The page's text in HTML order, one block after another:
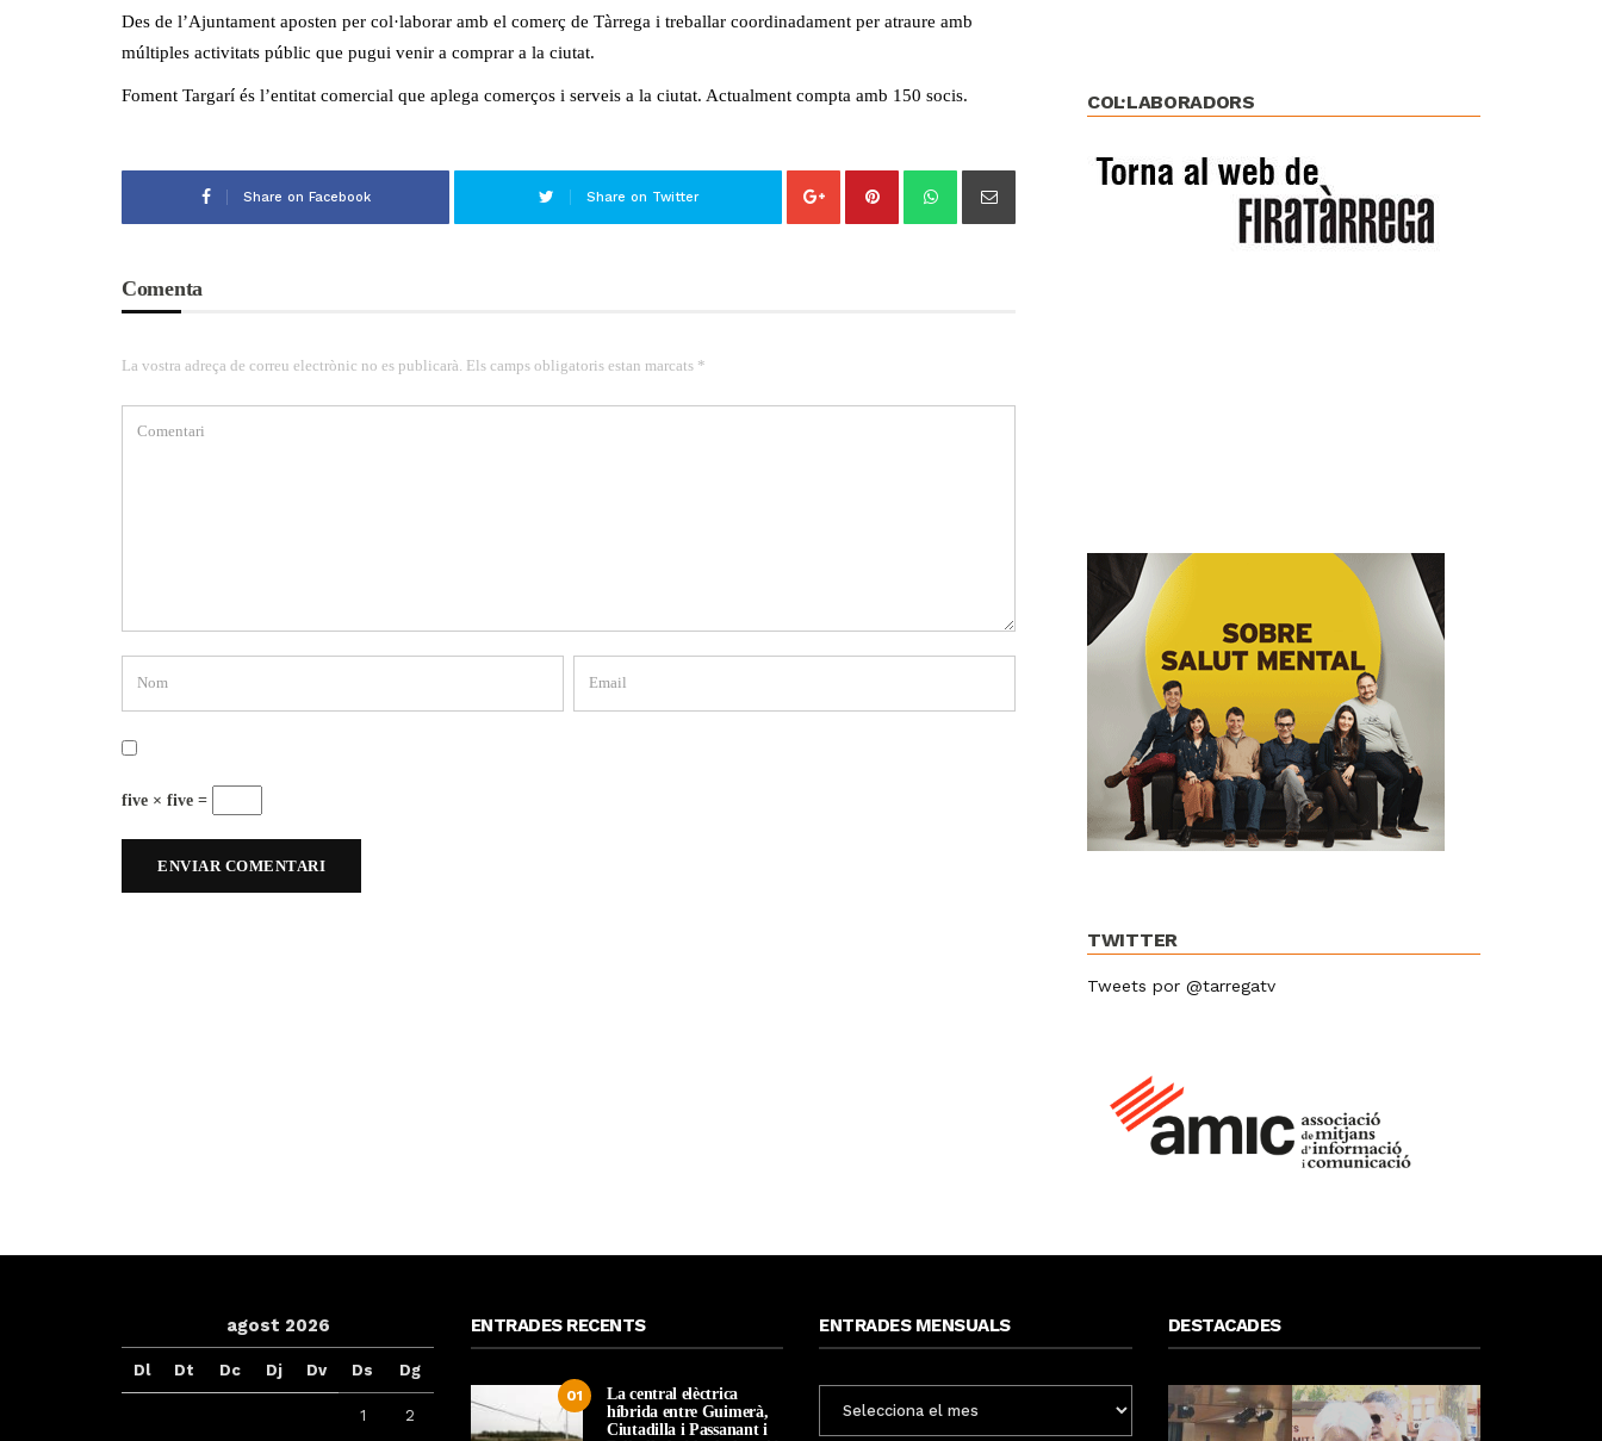
Des de l’Ajuntament aposten per col·laborar amb el comerç de Tàrrega i treballar coordinadament per atraure amb
múltiples activitats públic que pugui venir a comprar a la ciutat.
Foment Targarí és l’entitat comercial que aplega comerços i serveis a la ciutat. Actualment compta amb 150 socis.
Share on Facebook Share on Twitter
Comenta
La vostra adreça de correu electrònic no es publicarà. Els camps obligatoris estan marcats *
five × five =
COL·LABORADORS
TWITTER
Tweets por @tarregatv
agost 2026
Dl Dt Dc Dj Dv Ds Dg
1 2
ENTRADES RECENTS
01
La central elèctrica
híbrida entre Guimerà,
Ciutadilla i Passanant i
ENTRADES MENSUALS
MENSUALS
DESTACADES